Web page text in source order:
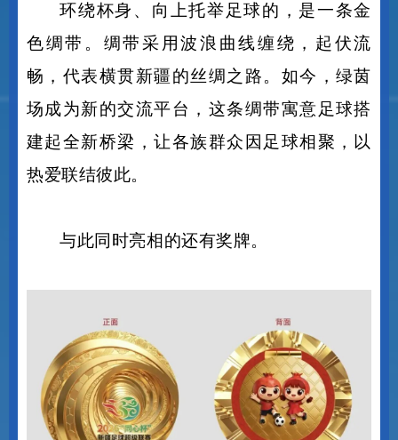
环绕杯身、向上托举足球的，是一条金
色绸带。绸带采用波浪曲线缠绕，起伏流
畅，代表横贯新疆的丝绸之路。如今，绿茵
场成为新的交流平台，这条绸带寓意足球搭
建起全新桥梁，让各族群众因足球相聚，以
与此同时亮相的还有奖牌。